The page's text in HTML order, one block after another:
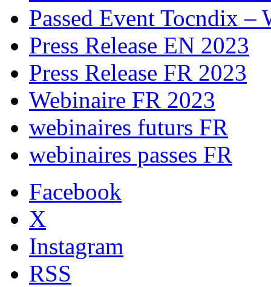
Passed Event Tocndix –
Press Release EN 2023
Press Release FR 2023
Webinaire FR 2023
webinaires futurs FR
webinaires passes FR
Facebook
X
Instagram
RSS